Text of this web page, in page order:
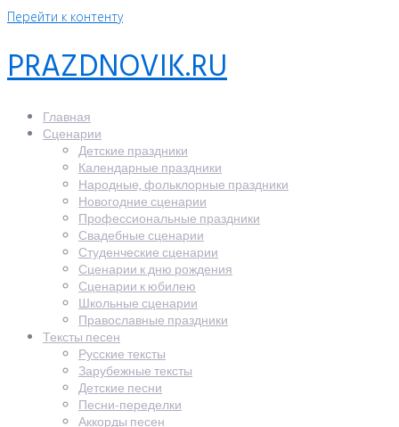
Перейти к контенту
PRAZDNOVIK.RU
Главная
Сценарии
Детские праздники
Календарные праздники
Народные, фольклорные праздники
Новогодние сценарии
Профессиональные праздники
Свадебные сценарии
Студенческие сценарии
Сценарии к дню рождения
Сценарии к юбилею
Школьные сценарии
Православные праздники
Тексты песен
Русские тексты
Зарубежные тексты
Детские песни
Песни-переделки
Аккорды песен